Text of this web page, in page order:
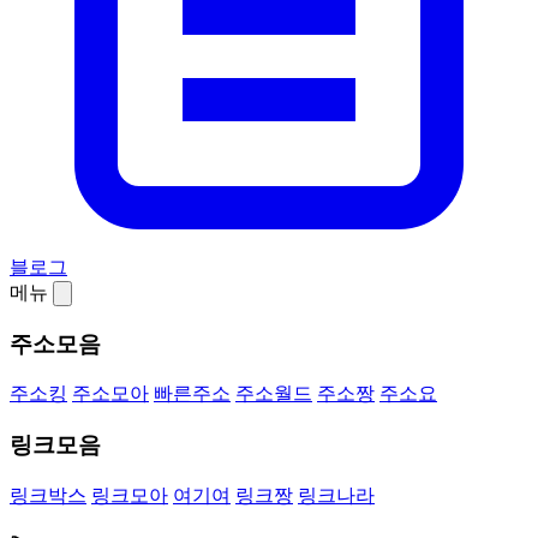
블로그
메뉴
주소모음
주소킹 주소모아 빠른주소 주소월드 주소짱 주소요
링크모음
링크박스 링크모아 여기여 링크짱 링크나라